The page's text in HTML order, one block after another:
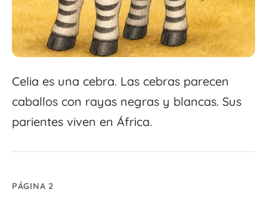
Celia es una cebra. Las cebras parecen
caballos con rayas negras y blancas. Sus
parientes viven en África.
PÁGINA 2